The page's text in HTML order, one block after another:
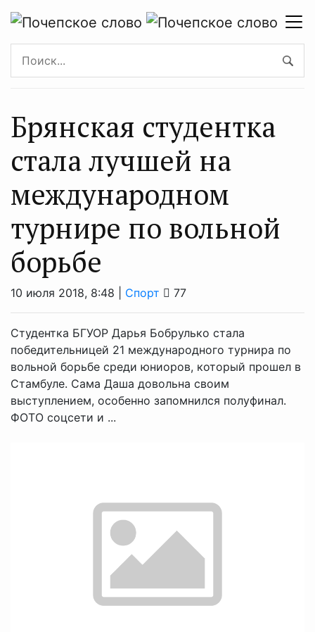
Брянская студентка
стала лучшей на
международном
турнире по вольной
борьбе
10 июля 2018, 8:48 | Спорт 77
Студентка БГУОР Дарья Бобрулько стала
победительницей 21 международного турнира по
вольной борьбе среди юниоров, который прошел в
Стамбуле. Сама Даша довольна своим
выступлением, особенно запомнился полуфинал.
ФОТО соцсети и ...